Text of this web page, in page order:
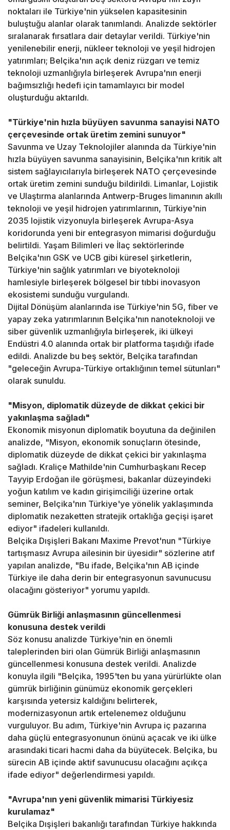
noktaları ile Türkiye'nin yükselen kapasitesinin
buluştuğu alanlar olarak tanımlandı. Analizde sektörler
sıralanarak fırsatlara dair detaylar verildi. Türkiye'nin
yenilenebilir enerji, nükleer teknoloji ve yeşil hidrojen
yatırımları; Belçika'nın açık deniz rüzgarı ve temiz
teknoloji uzmanlığıyla birleşerek Avrupa'nın enerji
bağımsızlığı hedefi için tamamlayıcı bir model
oluşturduğu aktarıldı.
"Türkiye'nin hızla büyüyen savunma sanayisi NATO
çerçevesinde ortak üretim zemini sunuyor"
Savunma ve Uzay Teknolojiler alanında da Türkiye'nin
hızla büyüyen savunma sanayisinin, Belçika'nın kritik alt
sistem sağlayıcılarıyla birleşerek NATO çerçevesinde
ortak üretim zemini sunduğu bildirildi. Limanlar, Lojistik
ve Ulaştırma alanlarında Antwerp-Bruges limanının akıllı
teknoloji ve yeşil hidrojen yatırımlarının, Türkiye'nin
2035 lojistik vizyonuyla birleşerek Avrupa-Asya
koridorunda yeni bir entegrasyon mimarisi doğurduğu
belirtildi. Yaşam Bilimleri ve İlaç sektörlerinde
Belçika'nın GSK ve UCB gibi küresel şirketlerin,
Türkiye'nin sağlık yatırımları ve biyoteknoloji
hamlesiyle birleşerek bölgesel bir tıbbi inovasyon
ekosistemi sunduğu vurgulandı.
Dijital Dönüşüm alanlarında ise Türkiye'nin 5G, fiber ve
yapay zeka yatırımlarının Belçika'nın nanoteknoloji ve
siber güvenlik uzmanlığıyla birleşerek, iki ülkeyi
Endüstri 4.0 alanında ortak bir platforma taşıdığı ifade
edildi. Analizde bu beş sektör, Belçika tarafından
"geleceğin Avrupa-Türkiye ortaklığının temel sütunları"
olarak sunuldu.
"Misyon, diplomatik düzeyde de dikkat çekici bir
yakınlaşma sağladı"
Ekonomik misyonun diplomatik boyutuna da değinilen
analizde, "Misyon, ekonomik sonuçların ötesinde,
diplomatik düzeyde de dikkat çekici bir yakınlaşma
sağladı. Kraliçe Mathilde'nin Cumhurbaşkanı Recep
Tayyip Erdoğan ile görüşmesi, bakanlar düzeyindeki
yoğun katılım ve kadın girişimciliği üzerine ortak
seminer, Belçika'nın Türkiye'ye yönelik yaklaşımında
diplomatik nezaketten stratejik ortaklığa geçişi işaret
ediyor" ifadeleri kullanıldı.
Belçika Dışişleri Bakanı Maxime Prevot'nun "Türkiye
tartışmasız Avrupa ailesinin bir üyesidir" sözlerine atıf
yapılan analizde, "Bu ifade, Belçika'nın AB içinde
Türkiye ile daha derin bir entegrasyonun savunucusu
olacağını gösteriyor" yorumu yapıldı.
Gümrük Birliği anlaşmasının güncellenmesi
konusuna destek verildi
Söz konusu analizde Türkiye'nin en önemli
taleplerinden biri olan Gümrük Birliği anlaşmasının
güncellenmesi konusuna destek verildi. Analizde
konuyla ilgili "Belçika, 1995'ten bu yana yürürlükte olan
gümrük birliğinin günümüz ekonomik gerçekleri
karşısında yetersiz kaldığını belirterek,
modernizasyonun artık ertelenemez olduğunu
vurguluyor. Bu adım, Türkiye'nin Avrupa iç pazarına
daha güçlü entegrasyonunun önünü açacak ve iki ülke
arasındaki ticari hacmi daha da büyütecek. Belçika, bu
sürecin AB içinde aktif savunucusu olacağını açıkça
ifade ediyor" değerlendirmesi yapıldı.
"Avrupa'nın yeni güvenlik mimarisi Türkiyesiz
kurulamaz"
Belçika Dışişleri bakanlığı tarafından Türkiye hakkında